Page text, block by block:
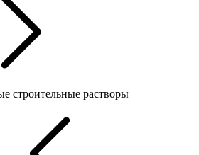
строительные растворы